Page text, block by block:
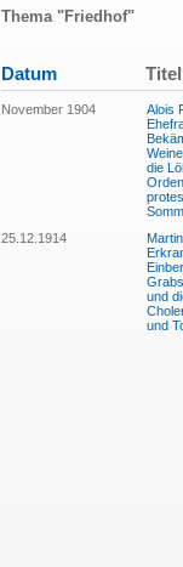
Thema "Friedhof"
Datum Titel
November 1904
Alois
die
25.12.1914
und
und